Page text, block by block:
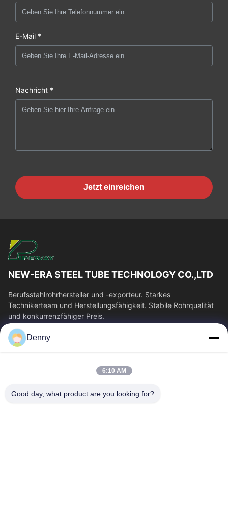
E-Mail *
Nachricht *
Jetzt einreichen
NEW-ERA STEEL TUBE TECHNOLOGY CO.,LTD
Berufsstahlrohrhersteller und -exporteur. Starkes
Technikerteam und Herstellungsfähigkeit. Stabile Rohrqualität
und konkurrenzfähiger Preis.
Schnelllinks
Haus
Über Uns
Treten Sie Mit Uns In
Fordern Sie Ein Zitat
Denny
6:10 AM
Good day, what product are you looking for?